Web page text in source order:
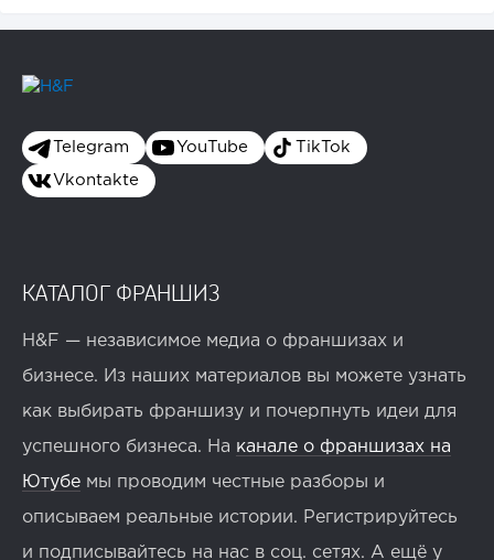
Telegram YouTube TikTok
Vkontakte
КАТАЛОГ ФРАНШИЗ
H&F — независимое медиа о франшизах и
бизнесе. Из наших материалов вы можете узнать
как выбирать франшизу и почерпнуть идеи для
успешного бизнеса. На канале о франшизах на
Ютубе мы проводим честные разборы и
описываем реальные истории. Регистрируйтесь
и подписывайтесь на нас в соц. сетях. А ещё у